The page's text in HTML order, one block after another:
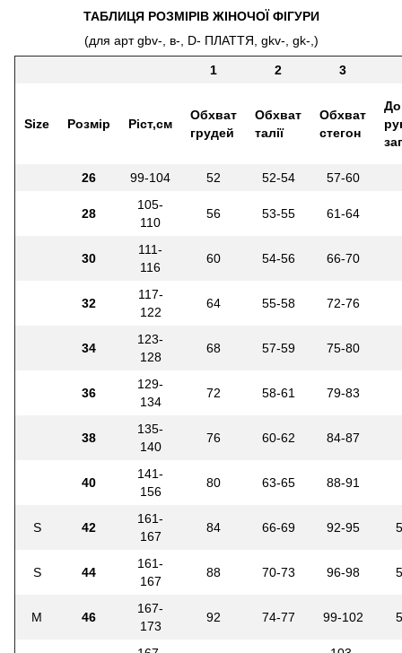
ТАБЛИЦЯ РОЗМІРІВ ЖІНОЧОЇ ФІГУРИ
(для арт gbv-, в-, D- ПЛАТТЯ, gkv-, gk-,)
1 2 3
Size Розмір Ріст,см
Обхват
грудей
Обхват
талії
Обхват
стегон
26 99-104 52 52-54 57-60
28
105-
110
56 53-55 61-64
30
111-
116
60 54-56 66-70
32
117-
122
64 55-58 72-76
34
123-
128
68 57-59 75-80
36
129-
134
72 58-61 79-83
38
135-
140
76 60-62 84-87
40
141-
156
80 63-65 88-91
S 42
161-
167
84 66-69 92-95
S 44
161-
167
88 70-73 96-98
M 46
167-
173
92 74-77 99-102